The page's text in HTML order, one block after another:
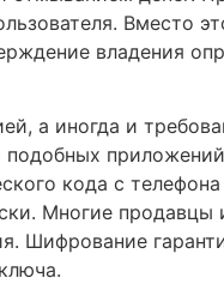
Вместо
владения
а иногда и
кода с
Многие продавцы
Шифрование